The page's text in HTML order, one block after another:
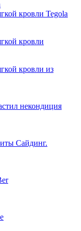
кровли Tegola
кровли
кровли из
некондиция
Сайдинг.